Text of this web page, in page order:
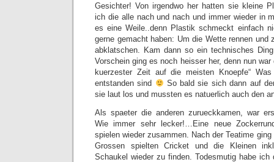
Gesichter! Von irgendwo her hatten sie kleine
ich die alle nach und nach und immer wieder in
es eine Weile..denn Plastik schmeckt einfach
gerne gemacht haben: Um die Wette rennen und
abklatschen. Kam dann so ein technisches
Vorschein ging es noch heisser her, denn nun
kuerzester Zeit auf die meisten Knoepfe“
entstanden sind
So bald sie sich dann auf
sie laut los und mussten es natuerlich auch den
Als spaeter die anderen zurueckkamen, war
Wie immer sehr lecker!…Eine neue
spielen wieder zusammen. Nach der Teatime
Grossen spielten Cricket und die Kleinen
Schaukel wieder zu finden. Todesmutig habe ich